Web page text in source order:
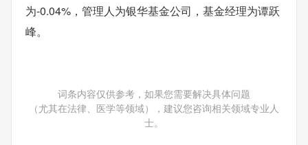
为-0.04%，管理人为银华基金公司，基金经理为谭跃
峰。
词条内容仅供参考，如果您需要解决具体问题
（尤其在法律、医学等领域），建议您咨询相关领域专业人
士。